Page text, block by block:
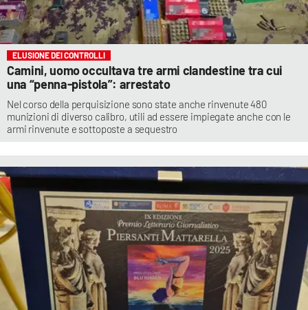
ELUSIONE DEI CONTROLLI
Camini, uomo occultava tre armi clandestine tra cui
una “penna-pistola”: arrestato
Nel corso della perquisizione sono state anche rinvenute 480
munizioni di diverso calibro, utili ad essere impiegate anche con le
armi rinvenute e sottoposte a sequestro